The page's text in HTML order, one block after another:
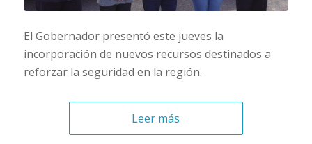
El Gobernador presentó este jueves la
incorporación de nuevos recursos destinados a
reforzar la seguridad en la región.
Leer más